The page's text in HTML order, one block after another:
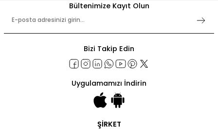
Bültenimize Kayıt Olun
Bizi Takip Edin
Uygulamamızı İndirin
ŞİRKET